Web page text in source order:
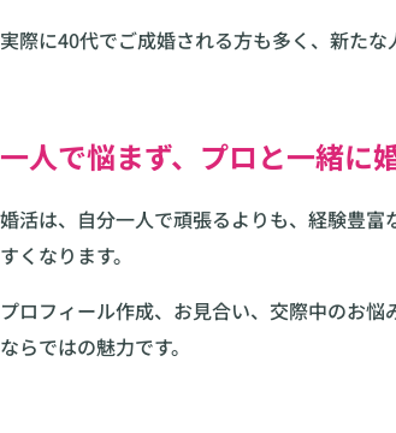
実際に40代でご成婚される方も多く、新たな
一人で悩まず、プロと一緒に
婚活は、自分一人で頑張るよりも、経験豊
すくなります。
プロフィール作成、お見合い、交際中のお
ならではの魅力です。